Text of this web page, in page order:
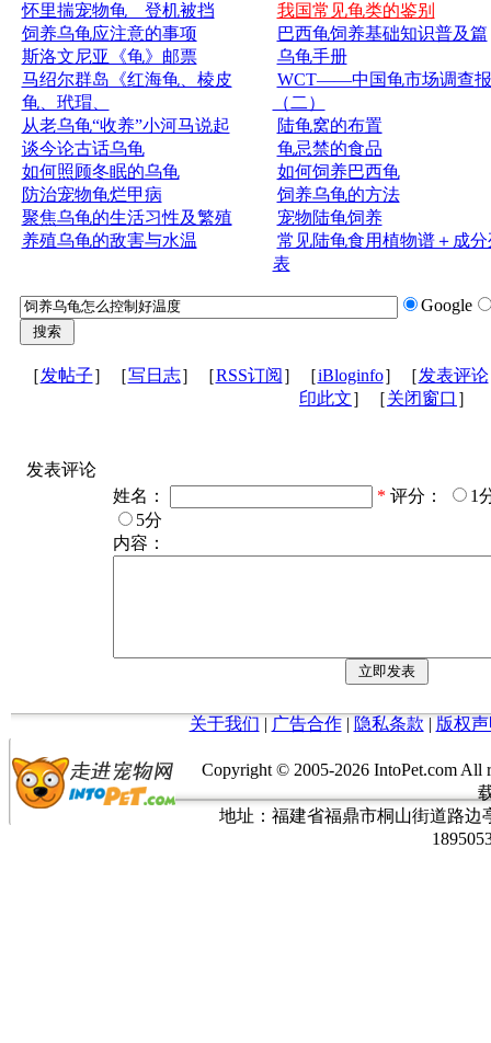
怀里揣宠物龟 登机被挡
饲养乌龟应注意的事项
斯洛文尼亚《龟》邮票
马绍尔群岛《红海龟、棱皮
龟、玳瑁、
从老乌龟“收养”小河马说起
谈今论古话乌龟
如何照顾冬眠的乌龟
防治宠物龟烂甲病
聚焦乌龟的生活习性及繁殖
养殖乌龟的敌害与水温
我国常见龟类的鉴别
巴西龟饲养基础知识普及篇
乌龟手册
WCT——中国龟市场调查
（二）
陆龟窝的布置
龟忌禁的食品
如何饲养巴西龟
饲养乌龟的方法
宠物陆龟饲养
常见陆龟食用植物谱＋成分
表
Google
［发帖子］［写日志］［RSS订阅 ］［iBloginfo］［发表评论
印此文］［关闭窗口 ］
发表评论
姓名：
* 评分：
1
5分
内容：
关于我们 | 广告合作| 隐私条款 | 版权
Copyright © 2005-2026 IntoPet.com
地址：福建省福鼎市桐山街道路边